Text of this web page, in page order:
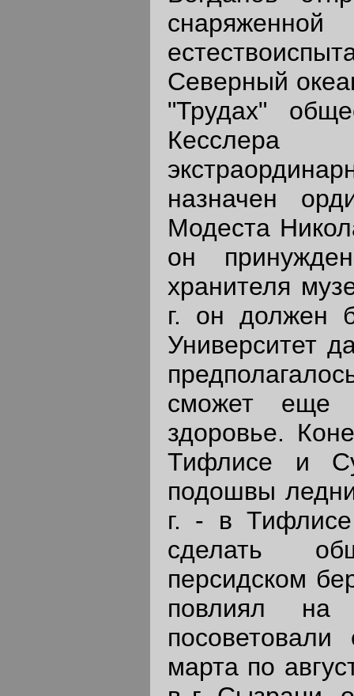
снаряженной
Северный
"Трудах"
Кесслера
назначен
Модеста
он
хранителя
г. он должен
Университет
сможет еще
здоровье.
Тифлисе и
подошвы
г. - в
сделать
персидском
повлиял на
марта по